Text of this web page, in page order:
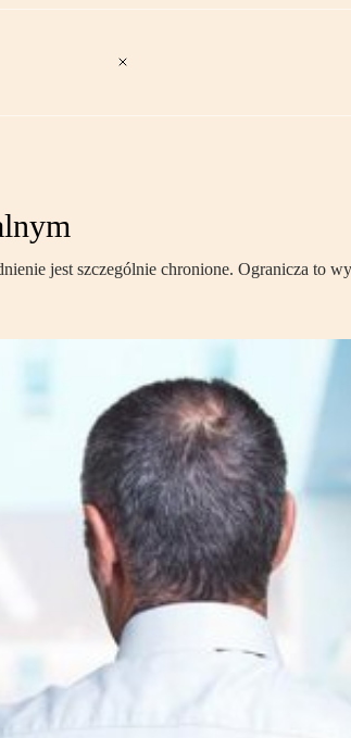
jest szczególnie chronione. Ogranicza to